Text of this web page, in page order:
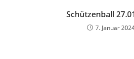
Schützenball
7. Januar